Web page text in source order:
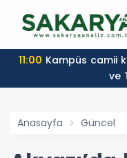
11:00
ve
Anasayfa Güncel